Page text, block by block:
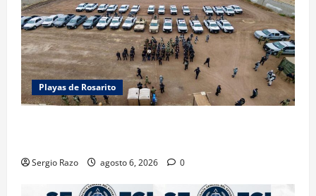
Playas de Rosarito
Sergio Razo agosto 6, 2026 0